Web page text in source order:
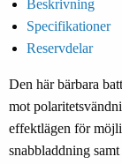
Beskrivning
Specifikationer
Reservdelar
Den här bärbara
mot
effektlägen för
snabbladdning